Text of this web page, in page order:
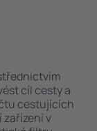
cíl cesty a
cestujících
v